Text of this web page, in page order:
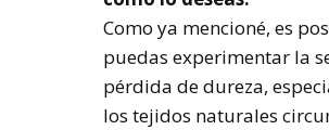
Como ya mencioné, es
puedas experimentar la
pérdida de dureza,
los tejidos naturales